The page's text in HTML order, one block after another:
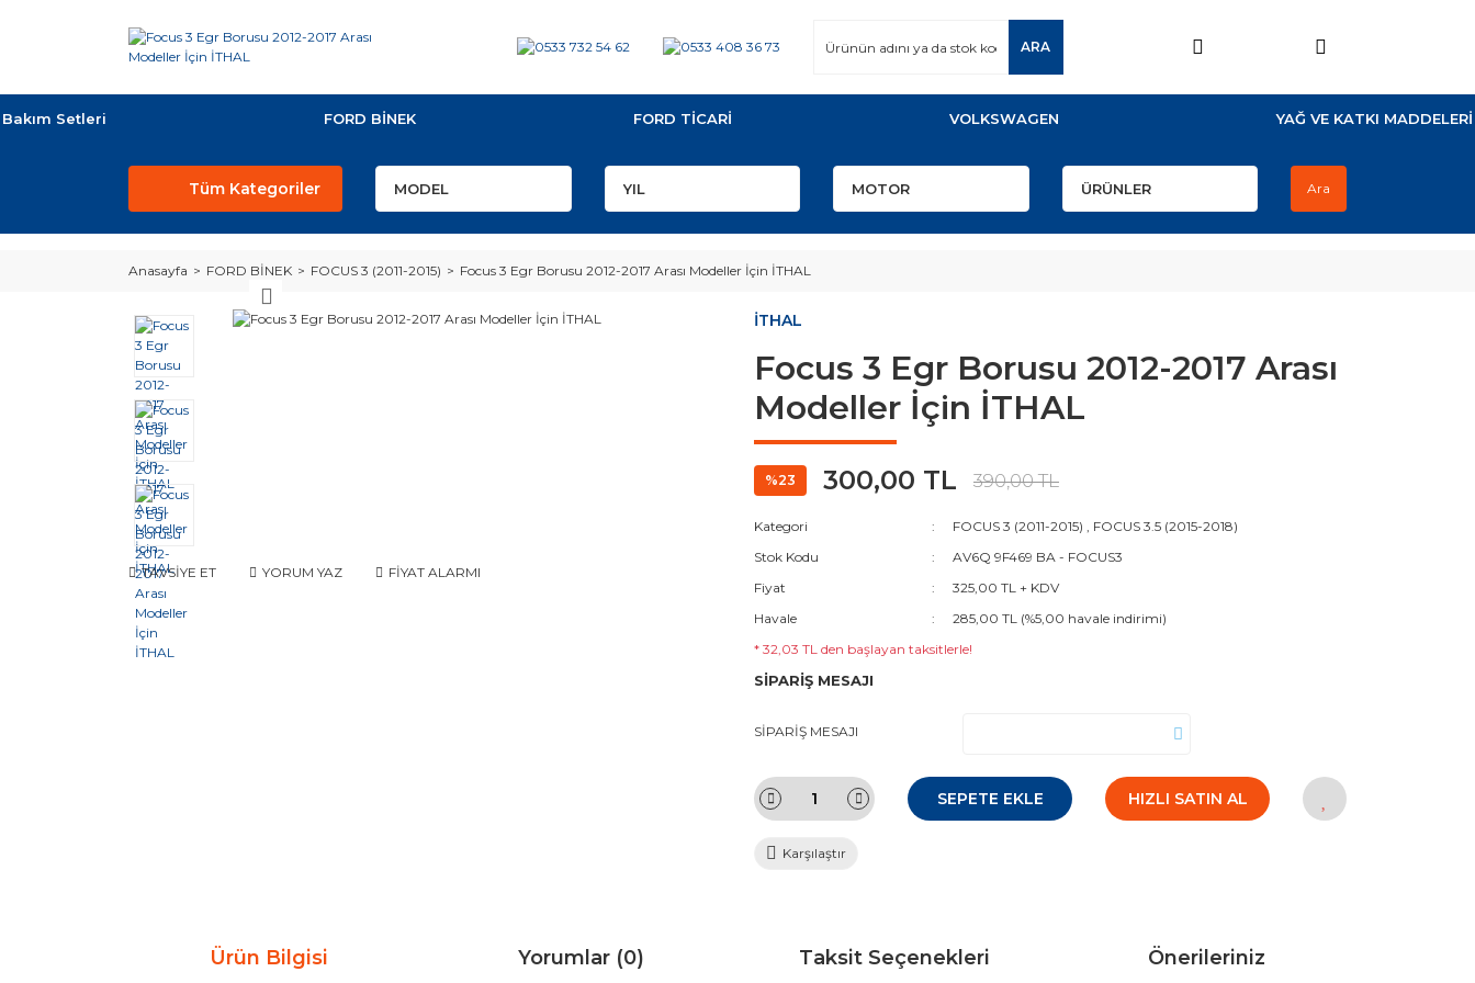
ARA
Bakım Setleri FORD BİNEK FORD TİCARİ VOLKSWAGEN YAĞ VE KATKI MADDELERİ
Tüm Kategoriler Ara
Anasayfa FORD BİNEK FOCUS 3 (2011-2015) Focus 3 Egr Borusu 2012-2017 Arası Modeller İçin İTHAL
TAVSİYE ET YORUM YAZ FİYAT ALARMI
İTHAL
Focus 3 Egr Borusu 2012-2017 Arası
Modeller İçin İTHAL
%23 300,00 TL 390,00 TL
Kategori FOCUS 3 (2011-2015) , FOCUS 3.5 (2015-2018)
Stok Kodu
AV6Q 9F469 BA - FOCUS3
Fiyat
325,00 TL + KDV
Havale
285,00 TL (%5,00 havale indirimi)
* 32,03 TL den başlayan taksitlerle!
SİPARİŞ MESAJI
SİPARİŞ MESAJI
SEPETE EKLE HIZLI SATIN AL
Karşılaştır
Ürün Bilgisi Yorumlar (0) Taksit Seçenekleri Önerileriniz